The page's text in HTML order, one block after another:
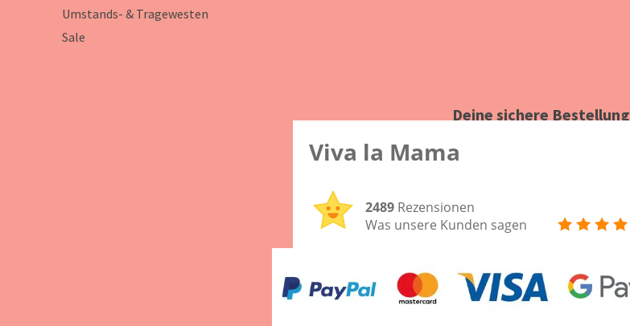
Umstands- & Tragewesten
Sale
Deine sichere Bestellung
Viva la Mama
2489Rezensionen
Was unsere Kunden sagen